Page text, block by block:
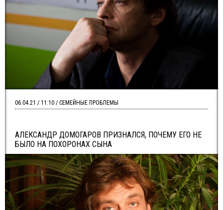
АЛЕКСАНДР ДОМОГАРОВ ПРИЗНАЛСЯ, ПОЧЕМУ ЕГО НЕ
БЫЛО НА ПОХОРОНАХ СЫНА
06.04.21 / 11:10 / СЕМЕЙНЫЕ ПРОБЛЕМЫ